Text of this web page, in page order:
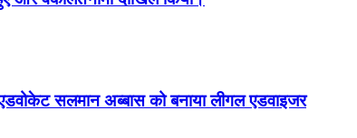
सलमान अब्बास को बनाया लीगल एडवाइजर